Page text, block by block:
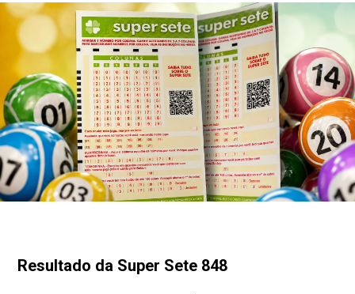
Resultado da Super Sete 848